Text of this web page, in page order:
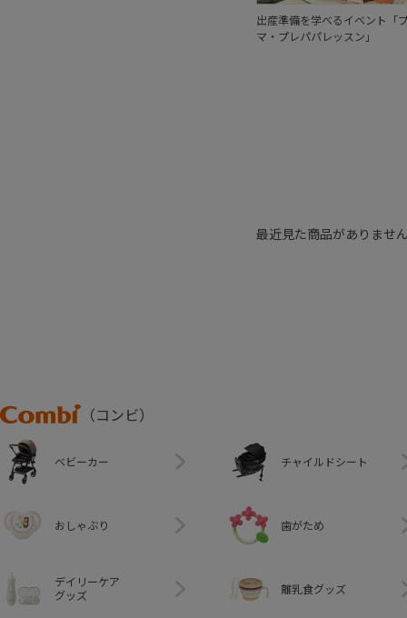
出産準備を学べるイベント「
マ・プレパパレッスン」
最近見た商品がありませ
Combi
（コンビ）
ベビーカー チャイルドシート
おしゃぶり 歯がため
デイリーケア
グッズ
離乳食グッズ